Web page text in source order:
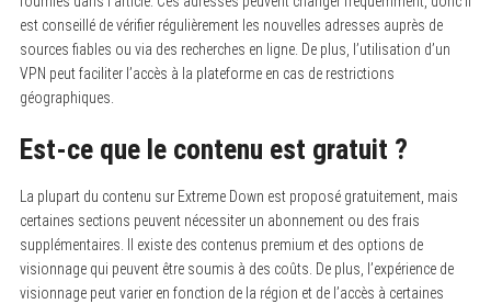
est conseillé de vérifier régulièrement les nouvelles adresses auprès de
sources fiables ou via des recherches en ligne. De plus, l’utilisation d’un
VPN peut faciliter l’accès à la plateforme en cas de restrictions
géographiques.
Est-ce que le contenu est gratuit ?
La plupart du contenu sur Extreme Down est proposé gratuitement, mais
certaines sections peuvent nécessiter un abonnement ou des frais
supplémentaires.
Il existe des contenus premium et des options de
visionnage qui peuvent être soumis à des coûts. De plus, l’expérience de
visionnage peut varier en fonction de la région et de l’accès à certaines